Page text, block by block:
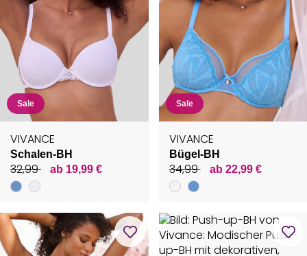
Sale
VIVANCE
Schalen-BH
32,99 ab 19,99 €
Sale
VIVANCE
Bügel-BH
34,99 ab 22,99 €